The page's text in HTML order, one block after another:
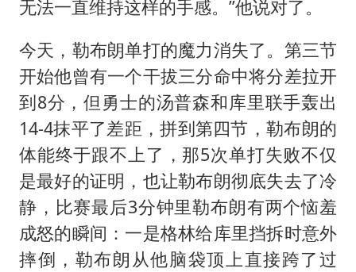
无法一直维持这样的手感。”他说对了。
今天，勒布朗单打的魔力消失了。第三节
开始他曾有一个干拔三分命中将分差拉开
到8分，但勇士的汤普森和库里联手轰出
14-4抹平了差距，拼到第四节，勒布朗的
体能终于跟不上了，那5次单打失败不仅
是最好的证明，也让勒布朗彻底失去了冷
静，比赛最后3分钟里勒布朗有两个恼羞
成怒的瞬间：一是格林给库里挡拆时意外
摔倒，勒布朗从他脑袋顶上直接跨了过